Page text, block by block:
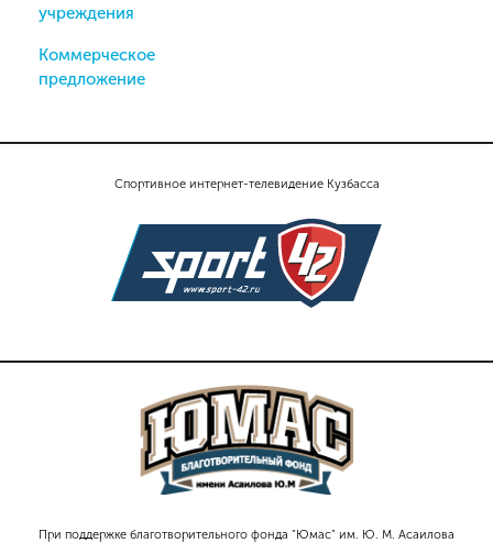
Спортивное интернет-телевидение Кузбасса
При поддержке благотворительного фонда "Юмас" им. Ю. М. Асаилова
учреждения
Коммерческое
предложение